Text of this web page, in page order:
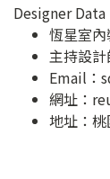
Designer Data
恆星室
主持設
Email：
網址：
地址：